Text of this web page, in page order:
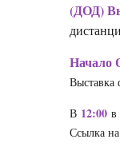
(ДОД)
Начало
Выставка
В 12:00 в
Ссылка